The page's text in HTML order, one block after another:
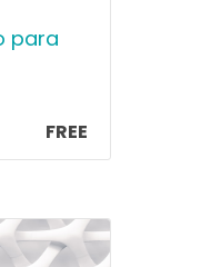
para
FREE